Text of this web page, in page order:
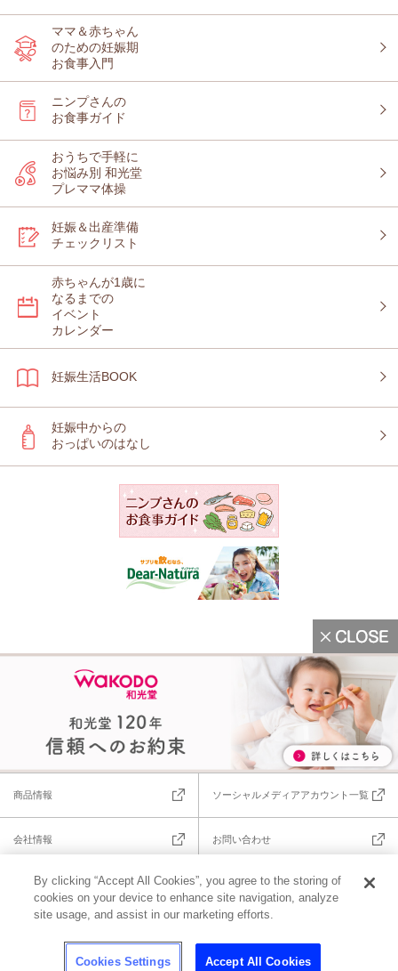
ママ＆赤ちゃん
のための妊娠期
お食事入門
ニンプさんの
お食事ガイド
おうちで手軽に
お悩み別 和光堂
プレママ体操
妊娠＆出産準備
チェックリスト
赤ちゃんが1歳に
なるまでの
イベント
カレンダー
妊娠生活BOOK
妊娠中からの
おっぱいのはなし
商品情報 ソーシャルメディアアカウント一覧
会社情報 お問い合わせ
ご利用規約 プライバシーポリシー
和光堂の
和光堂商品はアサヒグループ食品 が販売しています。
By clicking “Accept All Cookies”, you agree to the storing of
cookies on your device to enhance site navigation, analyze
site usage, and assist in our marketing efforts.
Cookies Settings Accept All Cookies